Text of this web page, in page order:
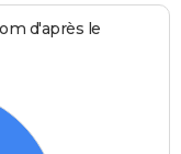
d'après le